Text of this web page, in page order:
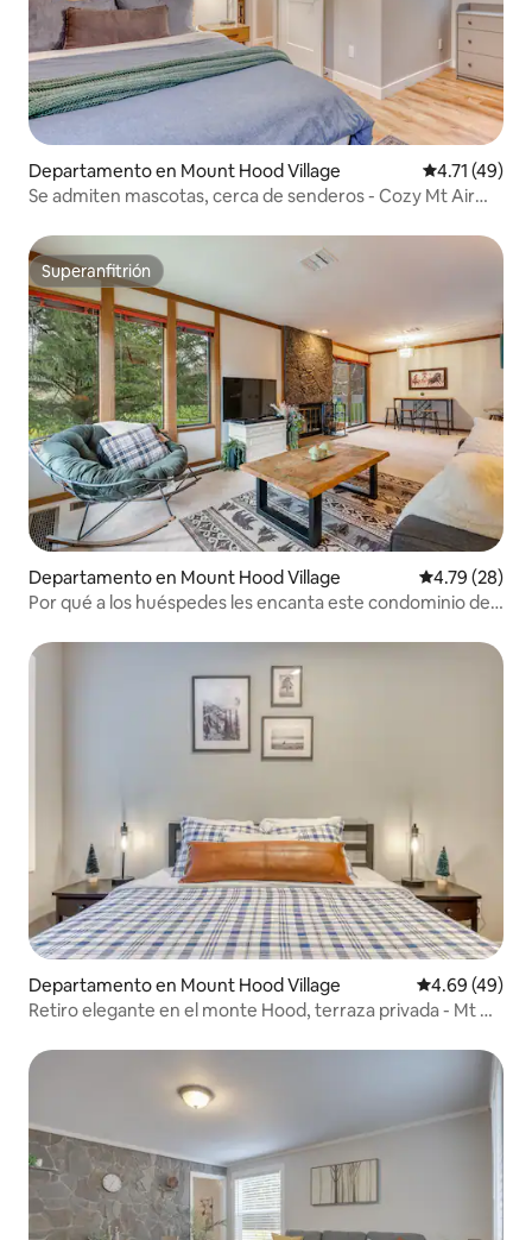
Departamento en Mount Hood Village Calificación
4.71 (49)
Se admiten mascotas, cerca de senderos - Cozy Mt Air
Superanfitrión
Superanfitrión
Departamento en Mount Hood Village Calificación
4.79 (28)
Por qué a los huéspedes les encanta este condominio de
Departamento en Mount Hood Village Calificación
4.69 (49)
Retiro elegante en el monte Hood, terraza privada - Mt Air